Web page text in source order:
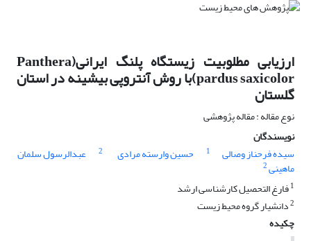
ارزیابی مطلوبیت زیستگاه پلنگ ایرانی(Panthera
pardus saxicolor)با روش آنتروپی بیشینه در استان
گلستان
نوع مقاله : مقاله پژوهشی
نویسندگان
سیده فرحناز وصالی
1 حسین وارسته مرادی 2 عبدالرسول سلمان
ماهینی2
1فارغ التحصیل کارشناسی ارشد
2دانشیار گروه محیط زیست
چکیده